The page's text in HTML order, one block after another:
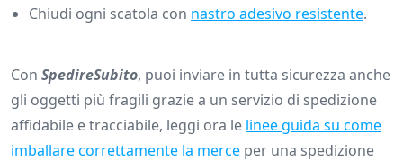
Chiudi ogni scatola con nastro adesivo resistente.
Con SpedireSubito, puoi inviare in tutta sicurezza anche
gli oggetti più fragili grazie a un servizio di spedizione
affidabile e tracciabile, leggi ora le linee guida su come
imballare correttamente la merce per una spedizione